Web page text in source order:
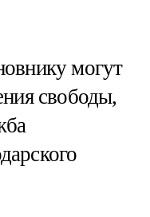
могут
свободы,